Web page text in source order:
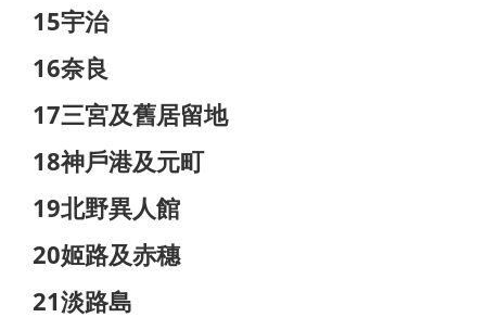
15宇治
16奈良
17三宮及舊居留地
18神戶港及元町
19北野異人館
20姬路及赤穗
21淡路島